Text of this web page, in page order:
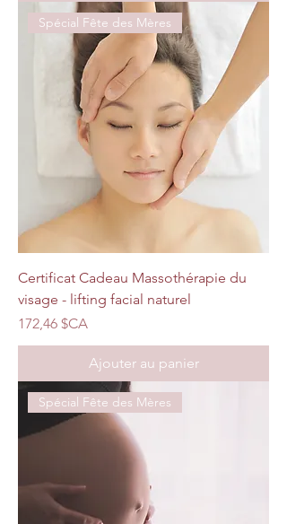
Spécial Fête des Mères
Certificat Cadeau Massothérapie du
visage - lifting facial naturel
Prix
172,46 $CA
Ajouter au panier
Spécial Fête des Mères